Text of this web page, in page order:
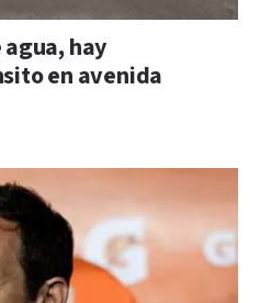
agua, hay
en avenida